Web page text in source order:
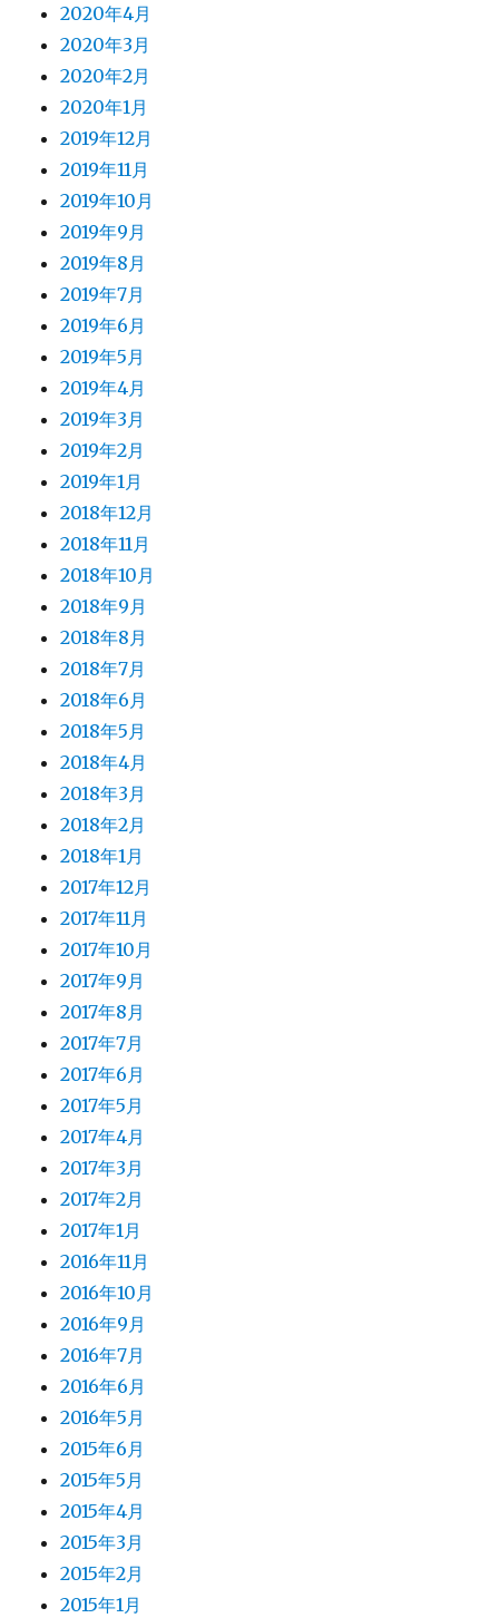
2020年4月
2020年3月
2020年2月
2020年1月
2019年12月
2019年11月
2019年10月
2019年9月
2019年8月
2019年7月
2019年6月
2019年5月
2019年4月
2019年3月
2019年2月
2019年1月
2018年12月
2018年11月
2018年10月
2018年9月
2018年8月
2018年7月
2018年6月
2018年5月
2018年4月
2018年3月
2018年2月
2018年1月
2017年12月
2017年11月
2017年10月
2017年9月
2017年8月
2017年7月
2017年6月
2017年5月
2017年4月
2017年3月
2017年2月
2017年1月
2016年11月
2016年10月
2016年9月
2016年7月
2016年6月
2016年5月
2015年6月
2015年5月
2015年4月
2015年3月
2015年2月
2015年1月